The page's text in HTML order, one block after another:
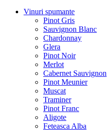
Vinuri spumante
Pinot Gris
Sauvignon Blanc
Chardonnay
Glera
Pinot Noir
Merlot
Cabernet Sauvignon
Pinot Meunier
Muscat
Traminer
Pinot Franc
Aligote
Feteasca Alba